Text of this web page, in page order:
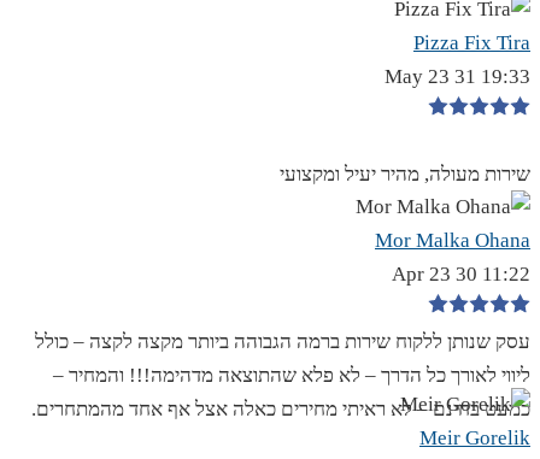
Pizza Fix Tira
19:33 31 May 23
שירות מעולה, מהיר יעיל ומקצועי
Mor Malka Ohana
11:22 30 Apr 23
עסק שנותן ללקוח שירות ברמה הגבוהה ביותר מקצה לקצה – כולל
ליווי לאורך כל הדרך – לא פלא שהתוצאה מדהימה!!! והמחיר –
כמעט בחינם – לא ראיתי מחירים כאלה אצל אף אחד מהמתחרים.
Meir Gorelik